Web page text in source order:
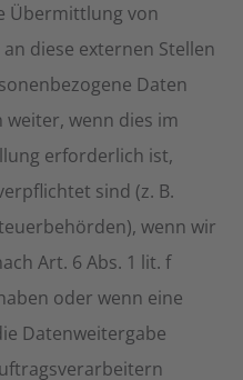
Übermittlung von
diese externen Stellen
Daten
wenn dies im
erforderlich ist,
sind (z. B.
wenn wir
Art. 6 Abs. 1 lit. f
oder wenn eine
Datenweitergabe